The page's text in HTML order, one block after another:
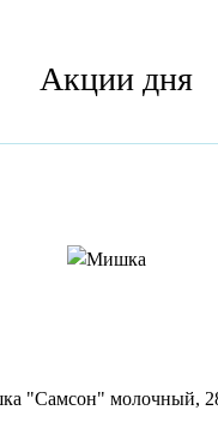
Акции дня
"Самсон" молочный,